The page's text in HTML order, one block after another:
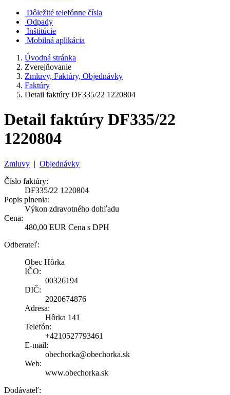
Dôležité telefónne čísla
Odpady
Inštitúcie
Mobilná aplikácia
Úvodná stránka
Zverejňovanie
Zmluvy, Faktúry, Objednávky
Faktúry
Detail faktúry DF335/22 1220804
Detail faktúry DF335/22
1220804
Zmluvy | Objednávky
Číslo faktúry:
DF335/22 1220804
Popis plnenia:
Výkon zdravotného dohľadu
Cena:
480,00 EUR Cena s DPH
Odberateľ:
Obec Hôrka
IČO:
00326194
DIČ:
2020674876
Adresa:
Hôrka 141
Telefón:
+4210527793461
E-mail:
obechorka@obechorka.sk
Web:
www.obechorka.sk
Dodávateľ: